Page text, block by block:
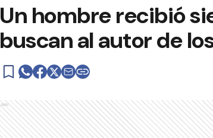
Un hombre recibió
buscan al autor de
Ads